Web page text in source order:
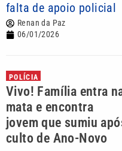
falta de apoio policial
Renan da Paz
06/01/2026
POLÍCIA
Vivo! Família entra
mata e encontra
jovem que sumiu
culto de Ano-Novo